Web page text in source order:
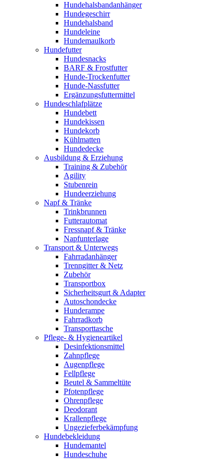
Hundehalsbandanhänger
Hundegeschirr
Hundehalsband
Hundeleine
Hundemaulkorb
Hundefutter
Hundesnacks
BARF & Frostfutter
Hunde-Trockenfutter
Hunde-Nassfutter
Ergänzungsfuttermittel
Hundeschlafplätze
Hundebett
Hundekissen
Hundekorb
Kühlmatten
Hundedecke
Ausbildung & Erziehung
Training & Zubehör
Agility
Stubenrein
Hundeerziehung
Napf & Tränke
Trinkbrunnen
Futterautomat
Fressnapf & Tränke
Napfunterlage
Transport & Unterwegs
Fahrradanhänger
Trenngitter & Netz
Zubehör
Transportbox
Sicherheitsgurt & Adapter
Autoschondecke
Hunderampe
Fahrradkorb
Transporttasche
Pflege- & Hygieneartikel
Desinfektionsmittel
Zahnpflege
Augenpflege
Fellpflege
Beutel & Sammeltüte
Pfotenpflege
Ohrenpflege
Deodorant
Krallenpflege
Ungezieferbekämpfung
Hundebekleidung
Hundemantel
Hundeschuhe